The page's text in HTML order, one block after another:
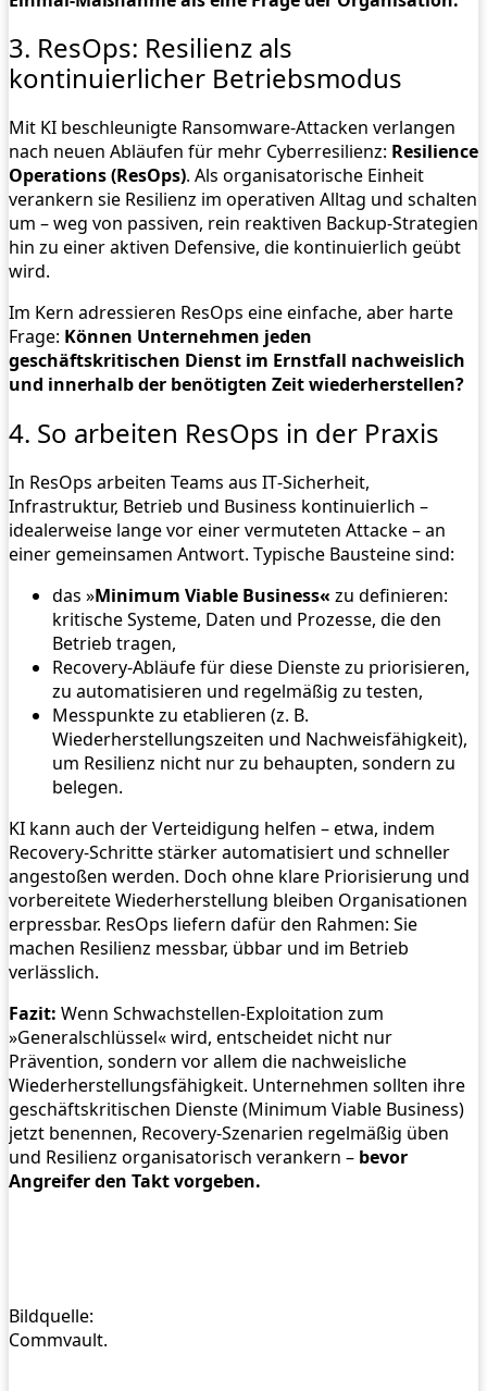
3. ResOps: Resilienz als
kontinuierlicher Betriebsmodus
Mit KI beschleunigte Ransomware‑Attacken verlangen
nach neuen Abläufen für mehr Cyberresilienz: Resilience
Operations(ResOps). Als organisatorische Einheit
verankern sie Resilienz im operativen Alltag und schalten
um – weg von passiven, rein reaktiven Backup‑Strategien
hin zu einer aktiven Defensive, die kontinuierlich geübt
wird.
Im Kern adressieren ResOps eine einfache, aber harte
Frage: Können Unternehmen jeden
geschäftskritischen Dienst im Ernstfall nachweislich
und innerhalb der benötigten Zeit wiederherstellen?
4. So arbeiten ResOps in der Praxis
In ResOps arbeiten Teams aus IT‑Sicherheit,
Infrastruktur, Betrieb und Business kontinuierlich –
idealerweise lange vor einer vermuteten Attacke – an
einer gemeinsamen Antwort. Typische Bausteine sind:
das »Minimum Viable Business« zu definieren:
kritische Systeme, Daten und Prozesse, die den
Betrieb tragen,
Recovery‑Abläufe für diese Dienste zu priorisieren,
zu automatisieren und regelmäßig zu testen,
Messpunkte zu etablieren (z. B.
Wiederherstellungszeiten und Nachweisfähigkeit),
um Resilienz nicht nur zu behaupten, sondern zu
belegen.
KI kann auch der Verteidigung helfen – etwa, indem
Recovery‑Schritte stärker automatisiert und schneller
angestoßen werden. Doch ohne klare Priorisierung und
vorbereitete Wiederherstellung bleiben Organisationen
erpressbar. ResOps liefern dafür den Rahmen: Sie
machen Resilienz messbar, übbar und im Betrieb
verlässlich.
Fazit: Wenn Schwachstellen‑Exploitation zum
»Generalschlüssel« wird, entscheidet nicht nur
Prävention, sondern vor allem die nachweisliche
Wiederherstellungsfähigkeit. Unternehmen sollten ihre
geschäftskritischen Dienste (Minimum Viable Business)
jetzt benennen, Recovery‑Szenarien regelmäßig üben
und Resilienz organisatorisch verankern – bevor
Angreifer den Takt vorgeben.
Bildquelle:
Commvault.